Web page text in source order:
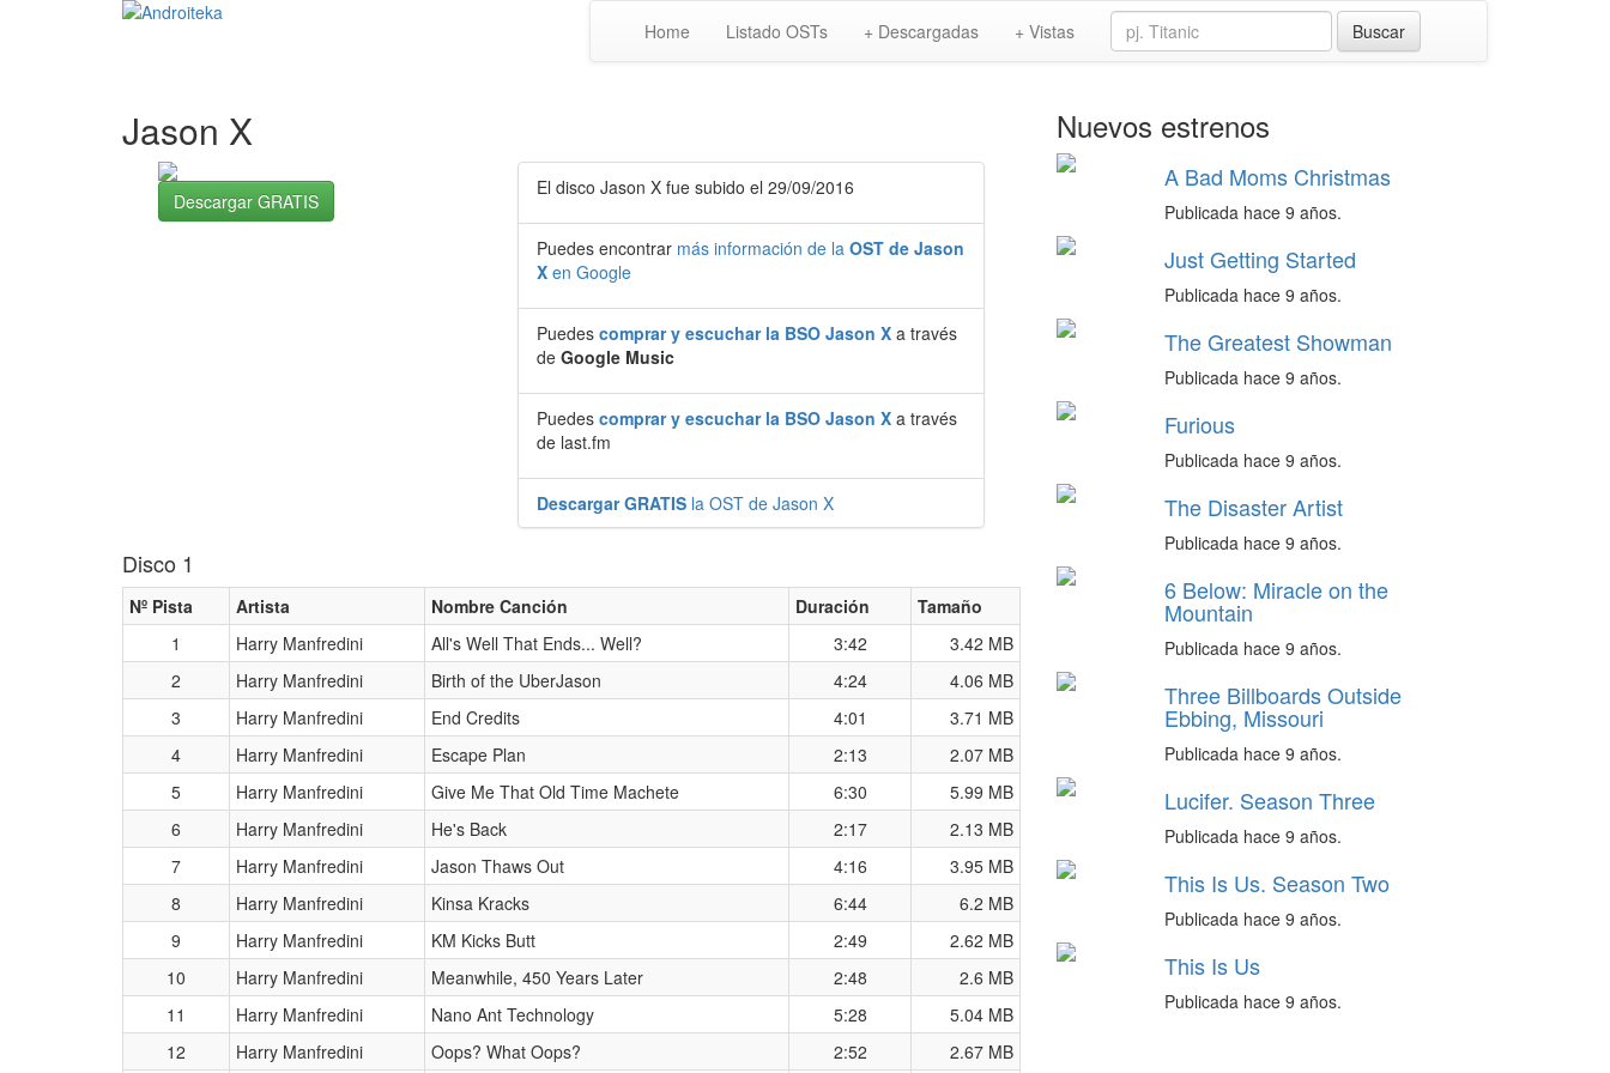
Home Listado OSTs + Descargadas + Vistas
Jason X
Descargar GRATIS
El disco Jason X fue subido el 29/09/2016
Puedes encontrar más información de la OST de Jason
X en Google
Puedes comprar y escuchar la BSO Jason X a través
de Google Music
Puedes comprar y escuchar la BSO Jason X a través
de last.fm
Descargar GRATIS la OST de Jason X
Disco 1
Nº Pista Artista Nombre Canción Duración
Tamaño
1
Harry Manfredini All's Well That Ends... Well? 3:42
3.42 MB
2
Harry Manfredini Birth of the UberJason 4:24
4.06 MB
3
Harry Manfredini End Credits 4:01
3.71 MB
4
Harry Manfredini Escape Plan 2:13
2.07 MB
5
Harry Manfredini Give Me That Old Time Machete 6:30
5.99 MB
6
Harry Manfredini He's Back 2:17
2.13 MB
7
Harry Manfredini Jason Thaws Out 4:16
3.95 MB
8
Harry Manfredini Kinsa Kracks 6:44
6.2 MB
9
Harry Manfredini KM Kicks Butt 2:49
2.62 MB
10
Harry Manfredini Meanwhile, 450 Years Later 2:48
2.6 MB
11
Harry Manfredini Nano Ant Technology 5:28
5.04 MB
12
Harry Manfredini Oops? What Oops? 2:52 2.67 MB
Nuevos estrenos
A Bad Moms Christmas
Publicada hace 9 años.
Just Getting Started
Publicada hace 9 años.
The Greatest Showman
Publicada hace 9 años.
Furious
Publicada hace 9 años.
The Disaster Artist
Publicada hace 9 años.
6 Below: Miracle on the
Mountain
Publicada hace 9 años.
Three Billboards Outside
Ebbing, Missouri
Publicada hace 9 años.
Lucifer. Season Three
Publicada hace 9 años.
This Is Us. Season Two
Publicada hace 9 años.
This Is Us
Publicada hace 9 años.